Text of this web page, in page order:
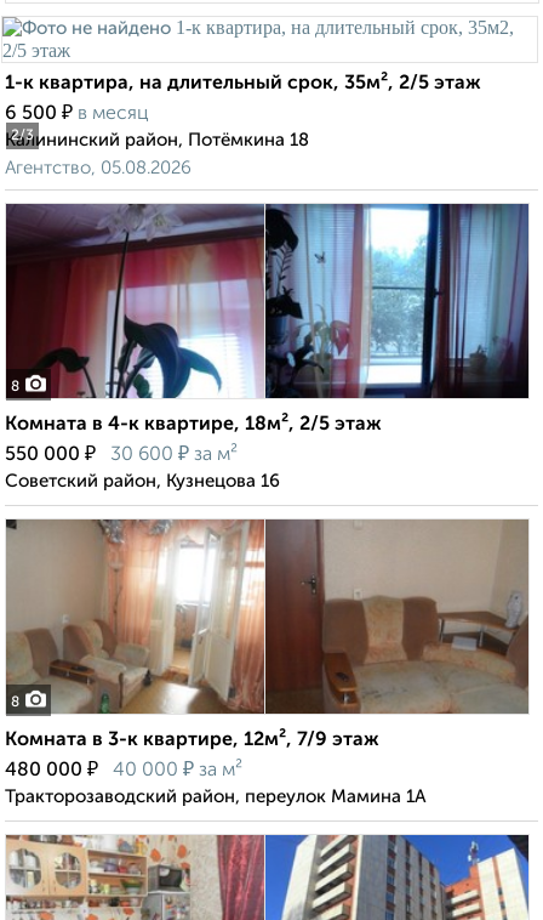
2/3
1-к квартира, на длительный срок, 35м², 2/5 этаж
6 500 ₽ в месяц
Калининский район, Потёмкина 18
Агентство, 05.08.2026
8
Комната в 4-к квартире, 18м², 2/5 этаж
550 000 ₽ 30 600 ₽ за м²
Советский район, Кузнецова 16
8
Комната в 3-к квартире, 12м², 7/9 этаж
480 000 ₽ 40 000 ₽ за м²
Тракторозаводский район, переулок Мамина 1А